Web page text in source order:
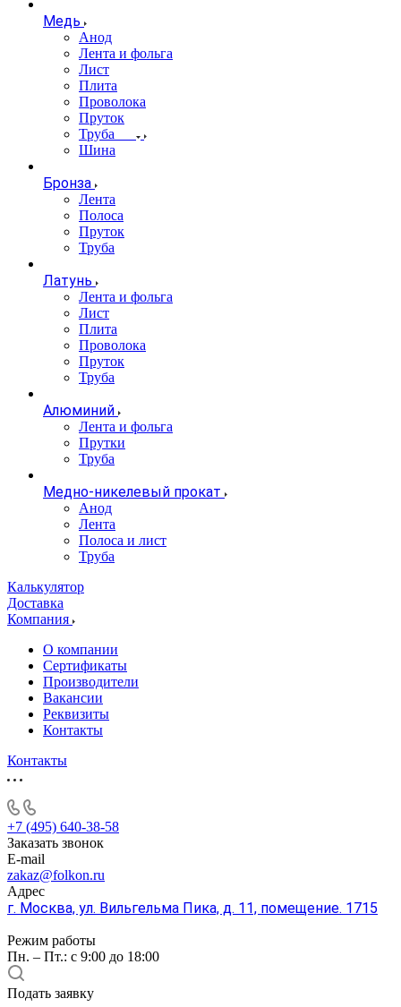
Медь
Анод
Лента и фольга
Лист
Плита
Проволока
Пруток
Труба
Шина
Бронза
Лента
Полоса
Пруток
Труба
Латунь
Лента и фольга
Лист
Плита
Проволока
Пруток
Труба
Алюминий
Лента и фольга
Прутки
Труба
Медно-никелевый прокат
Анод
Лента
Полоса и лист
Труба
Калькулятор
Доставка
Компания
О компании
Сертификаты
Производители
Вакансии
Реквизиты
Контакты
Контакты
+7 (495) 640-38-58
Заказать звонок
E-mail
zakaz@folkon.ru
Адрес
г. Москва, ул. Вильгельма Пика, д. 11, помещение. 1715
Режим работы
Пн. – Пт.: с 9:00 до 18:00
Подать заявку